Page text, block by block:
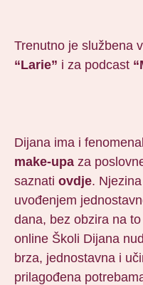
Trenutno je službena
“Larie” i za podcast
Dijana ima i
make-upa za
saznati ovdje.
uvođenjem
dana, bez obzira na
online Školi Dijana
brza, jednostavna i
prilagođena